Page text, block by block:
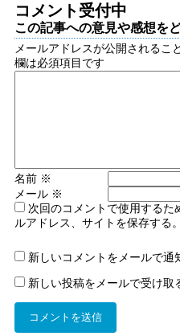
コメント受付中
この記事への意見や感想を
メールアドレスが公開されるこ
欄は必須項目です
名前 ※
メール ※
次回のコメントで使用するた
ルアドレス、サイトを保存する。
新しいコメントをメールで通
新しい投稿をメールで受け取